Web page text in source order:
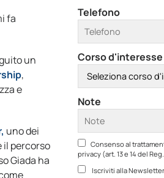
fa
un
,
e
uno dei
il percorso
Giada ha
Telefono
Corso
Note
Consenso al
privacy (art. 13 e 14 del
Iscriviti alla Newsletter